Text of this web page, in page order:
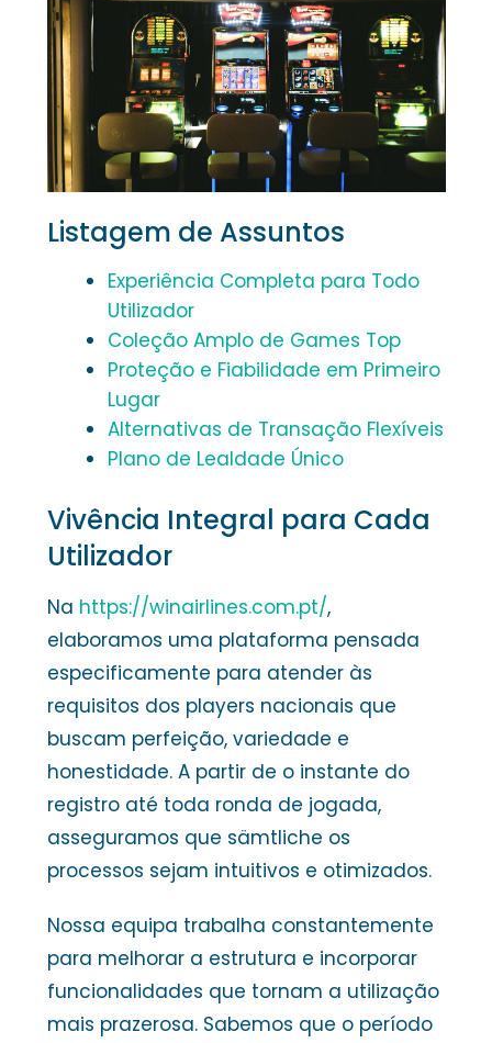
Listagem de Assuntos
Experiência Completa para Todo
Utilizador
Coleção Amplo de Games Top
Proteção e Fiabilidade em Primeiro
Lugar
Alternativas de Transação Flexíveis
Plano de Lealdade Único
Vivência Integral para Cada
Utilizador
Na https://winairlines.com.pt/,
elaboramos uma plataforma pensada
especificamente para atender às
requisitos dos players nacionais que
buscam perfeição, variedade e
honestidade. A partir de o instante do
registro até toda ronda de jogada,
asseguramos que sämtliche os
processos sejam intuitivos e otimizados.
Nossa equipa trabalha constantemente
para melhorar a estrutura e incorporar
funcionalidades que tornam a utilização
mais prazerosa. Sabemos que o período